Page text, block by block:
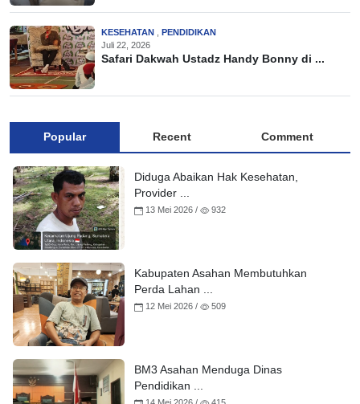
KESEHATAN
PENDIDIKAN
Juli 22, 2026
Safari Dakwah Ustadz Handy Bonny di ...
Popular Recent Comment
Diduga Abaikan Hak Kesehatan,
Provider ...
13 Mei 2026 / 932
Kabupaten Asahan Membutuhkan
Perda Lahan ...
12 Mei 2026 / 509
BM3 Asahan Menduga Dinas
Pendidikan ...